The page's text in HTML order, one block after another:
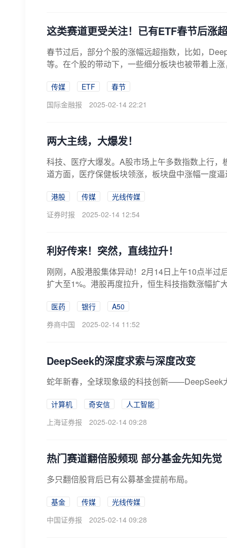
这类赛道更受关注！已有ETF春节后涨
春节过后，部分个股的涨幅远超指数，比如，
等。在个股的带动下，一些细分板块也被带着上
传媒 ETF
春节
国际金融报
2025-02-14 22:21
两大主线，大爆发！
科技、医疗大爆发。A股市场上午多数指数上行
道方面，医疗保健板块领涨，板块盘中涨幅一度
港股 传媒
光线传媒
证券时报
2025-02-14 12:54
利好传来！突然，直线拉升！
刚刚，A股港股集体异动！2月14日上午10点半
扩大至1%。港股再度拉升，恒生科技指数涨幅扩
医药 银行
A50
券商中国
2025-02-14 11:52
DeepSeek的深度求索与深度改变
蛇年新春，全球现象级的科技创新——DeepSeek
计算机 奇安信
人工智能
上海证券报
2025-02-14 09:28
热门赛道翻倍股频现 部分基金先知先觉
多只翻倍股背后已有公募基金提前布局。
基金 传媒
光线传媒
中国证券报
2025-02-14 09:28